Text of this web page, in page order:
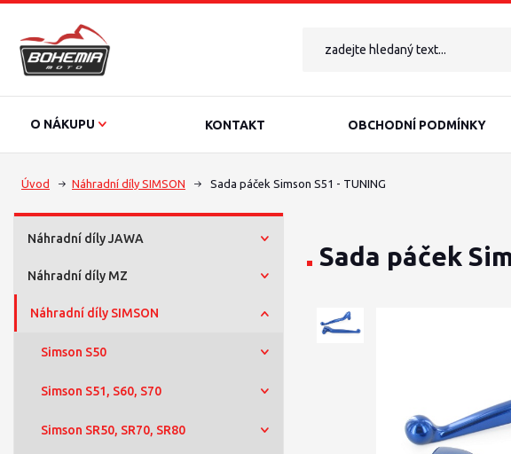
O NÁKUPU KONTAKT OBCHODNÍ PODMÍNKY
Úvod Náhradní díly SIMSON Sada páček Simson S51 - TUNING
Náhradní díly JAWA
Náhradní díly MZ
Náhradní díly SIMSON
Simson S50
Simson S51, S60, S70
Simson SR50, SR70, SR80
Sada páček